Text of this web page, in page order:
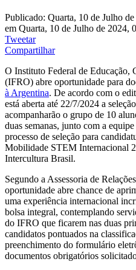
Publicado: Quarta, 10 de Julho
em Quarta, 10 de Julho de 2024,
Tweetar
Compartilhar
O Instituto Federal de Educação,
(IFRO) abre oportunidade para
à Argentina. De acordo com o
está aberta até 22/7/2024 a
acompanharão o grupo de 10
duas semanas, junto com a
processo de seleção para
Mobilidade STEM Internacional
Intercultura Brasil.
Segundo a Assessoria de
oportunidade abre chance de
uma experiência internacional
bolsa integral, contemplando
do IFRO que ficarem nas duas
candidatos pontuados na
preenchimento do formulário
documentos obrigatórios